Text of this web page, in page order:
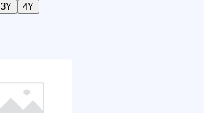
3Y 4Y